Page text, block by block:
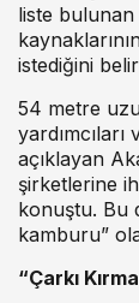
liste
istediğini
54 metre
açıklayan
şirketlerine
konuştu. Bu
kamburu”
“Çarkı